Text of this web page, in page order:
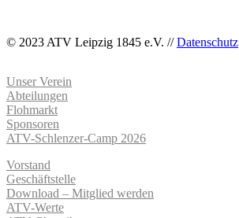
© 2023 ATV Leipzig 1845 e.V. //Datenschutz
Unser Verein
Abteilungen
Flohmarkt
Sponsoren
ATV-Schlenzer-Camp 2026
Vorstand
Geschäftstelle
Download – Mitglied werden
ATV-Werte